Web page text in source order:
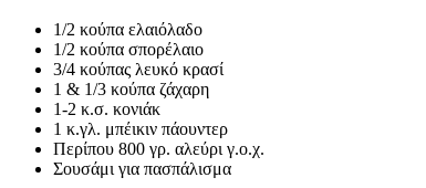
1/2 κούπα ελαιόλαδο
1/2 κούπα σπορέλαιο
3/4 κούπας λευκό κρασί
1 & 1/3 κούπα ζάχαρη
1-2 κ.σ. κονιάκ
1 κ.γλ. μπέικιν πάουντερ
Περίπου 800 γρ. αλεύρι γ.ο.χ.
Σουσάμι για πασπάλισμα